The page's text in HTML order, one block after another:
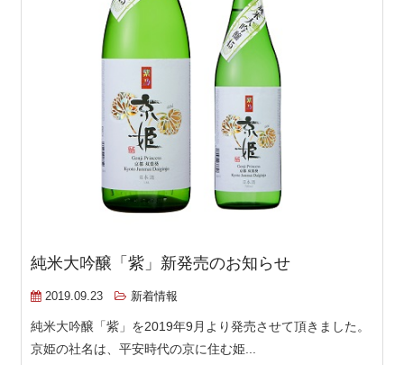
純米大吟醸「紫」新発売のお知らせ
2019.09.23 新着情報
純米大吟醸「紫」を2019年9月より発売させて頂きました。
京姫の社名は、平安時代の京に住む姫...